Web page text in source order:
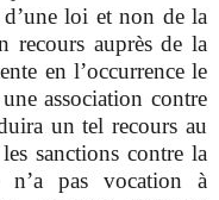
loi et non de la
auprès de la
en l’occurrence le
association contre
un tel recours au
sanctions contre la
n’a pas vocation à